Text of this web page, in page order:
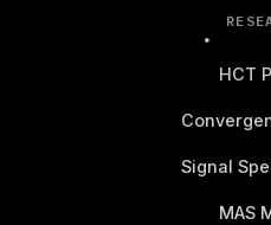
HCT
Signal
MAS